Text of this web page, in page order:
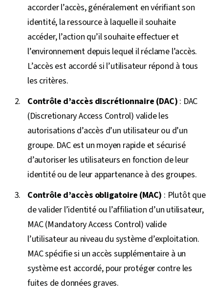
accorder l’accès, généralement en vérifiant son
identité, la ressource à laquelle il souhaite
accéder, l’action qu’il souhaite effectuer et
l’environnement depuis lequel il réclame l’accès.
L’accès est accordé si l’utilisateur répond à tous
les critères.
Contrôle d’accès discrétionnaire (DAC) : DAC
(Discretionary Access Control) valide les
autorisations d’accès d’un utilisateur ou d’un
groupe. DAC est un moyen rapide et sécurisé
d’autoriser les utilisateurs en fonction de leur
identité ou de leur appartenance à des groupes.
Contrôle d’accès obligatoire (MAC) : Plutôt que
de valider l’identité ou l’affiliation d’un utilisateur,
MAC (Mandatory Access Control) valide
l’utilisateur au niveau du système d’exploitation.
MAC spécifie si un accès supplémentaire à un
système est accordé, pour protéger contre les
fuites de données graves.